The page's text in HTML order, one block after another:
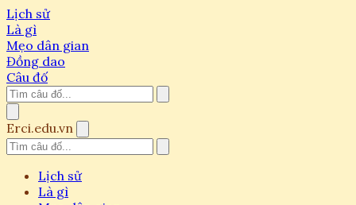
Lịch sử
Là gì
Mẹo dân gian
Đồng dao
Câu đố
Erci.edu.vn
Lịch sử
Là gì